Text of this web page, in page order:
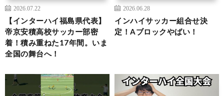
2026.07.22
【インターハイ福島県代表】
帝京安積高校サッカー部密
着！積み重ねた17年間。いま
全国の舞台へ！
2026.06.28
インハイサッカー組合せ決
定！Aブロックやばい！